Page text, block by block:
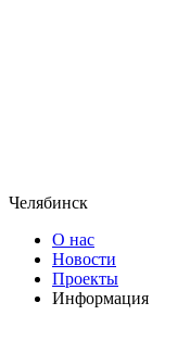
Челябинск
О нас
Новости
Проекты
Информация